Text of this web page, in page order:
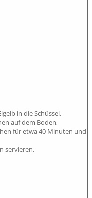
in die Schüssel.
auf dem Boden,
für etwa 40 Minuten und
servieren.